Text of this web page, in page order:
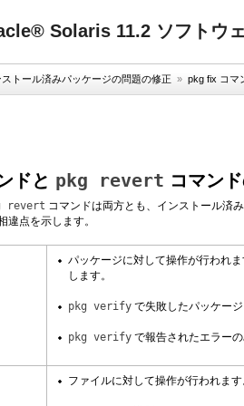
Solaris 11.2 ソフトウ
ストール済みパッケージの問題の修正 » pkg fix コマ
ドと pkg revert コマン
revert コマンドは両方とも、インストール済
違点を示します。
パッケージに対して操作が行われ
します。
pkg verify で失敗したパッケー
pkg verify で報告されたエラー
ファイルに対して操作が行われま